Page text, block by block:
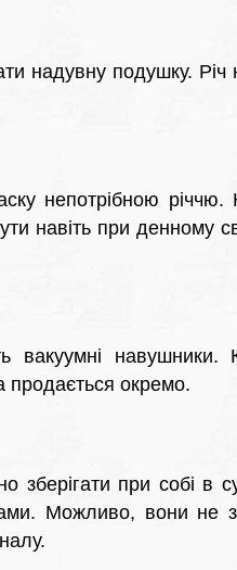
надувну подушку. Річ
непотрібною річчю.
навіть при денному
вакуумні
продається окремо.
зберігати при собі в
Можливо, вони не